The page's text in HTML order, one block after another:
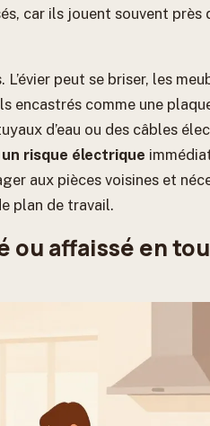
car ils jouent souvent près
peut se briser, les
encastrés comme une
d’eau ou des câbles
risque électrique
aux pièces voisines et
plan de travail.
ou affaissé en